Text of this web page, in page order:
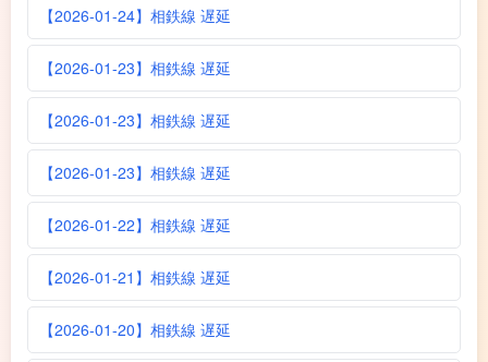
【2026-01-24】相鉄線 遅延
【2026-01-23】相鉄線 遅延
【2026-01-23】相鉄線 遅延
【2026-01-23】相鉄線 遅延
【2026-01-22】相鉄線 遅延
【2026-01-21】相鉄線 遅延
【2026-01-20】相鉄線 遅延